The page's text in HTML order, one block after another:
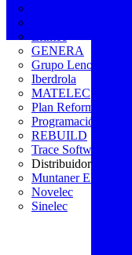
GENERA
Grupo Lenor
Iberdrola
MATELEC
Plan Reforma
Programación
REBUILD
Trace Software
Distribuidor
Muntaner Electro
Novelec
Sinelec